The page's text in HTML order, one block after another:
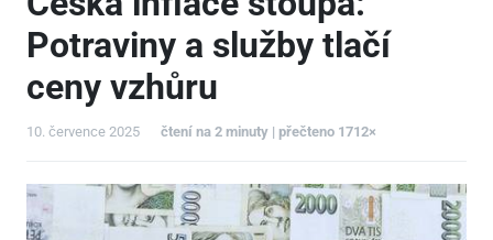
Potraviny a služby tlačí
ceny vzhůru
10. července 2025 čtení na 2 minuty | přečteno 1712×